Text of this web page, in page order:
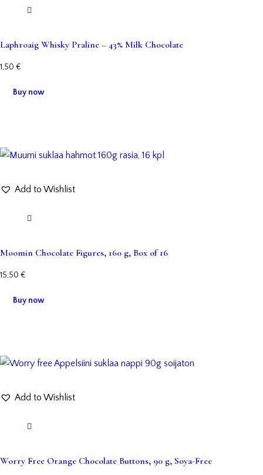
Laphroaig Whisky Praline – 43% Milk Chocolate
1,50 €
Buy now
Add to Wishlist
Moomin Chocolate Figures, 160 g, Box of 16
15,50 €
Buy now
Add to Wishlist
Worry Free Orange Chocolate Buttons, 90 g, Soya-Free